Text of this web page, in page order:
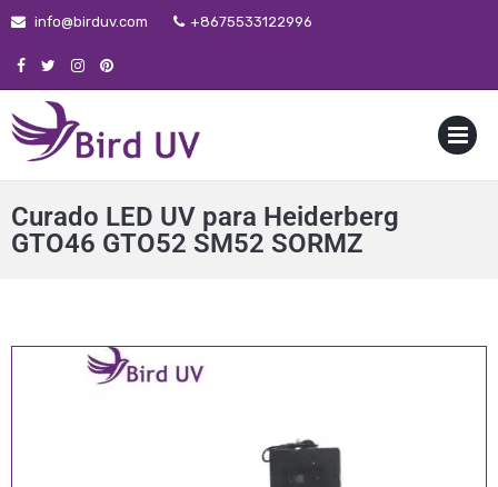
info@birduv.com +8675533122996
Curado LED UV para Heiderberg
GTO46 GTO52 SM52 SORMZ